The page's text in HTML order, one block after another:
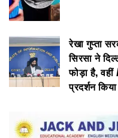
रेखा गुप्ता
सिरसा ने
फोड़ा है, वहीं
प्रदर्शन